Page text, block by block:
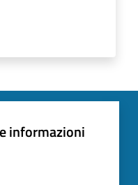
informazioni